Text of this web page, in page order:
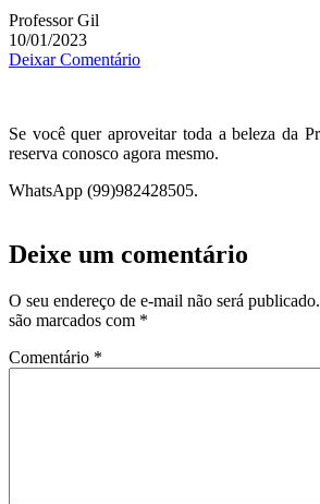
Professor Gil
10/01/2023
Deixar Comentário
Se você quer aproveitar toda a beleza da
reserva conosco agora mesmo.
WhatsApp (99)982428505.
Deixe um comentário
O seu endereço de e-mail não será publicado.
são marcados com *
Comentário *